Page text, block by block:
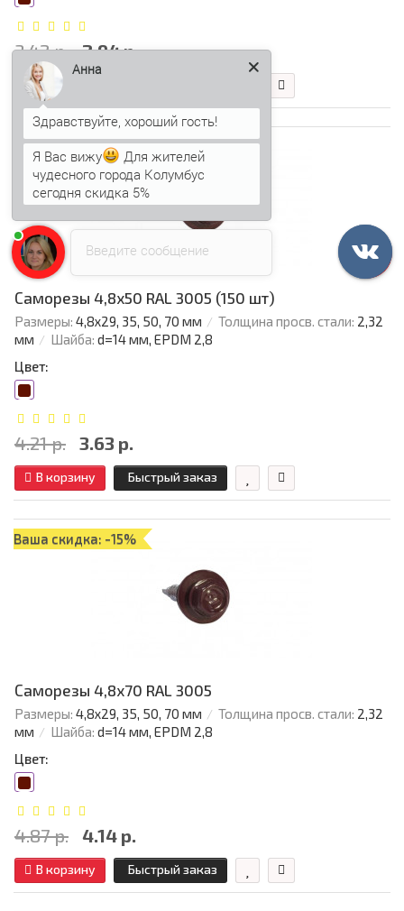
3.42 р. 2.94 р.
В корзину
Ваша скидка: -14%
Саморезы 4,8х50 RAL 3005 (150 шт)
Размеры: 4,8х29, 35, 50, 70 мм Толщина просв. стали: 2,32
мм
Шайба: d=14 мм, EPDM 2,8
Цвет:
4.21 р. 3.63 р.
В корзину Быстрый заказ
Ваша скидка: -15%
Саморезы 4,8х70 RAL 3005
Размеры: 4,8х29, 35, 50, 70 мм Толщина просв. стали: 2,32
мм
Шайба: d=14 мм, EPDM 2,8
Цвет:
4.87 р. 4.14 р.
В корзину Быстрый заказ
Введите сообщение
Анна
Здравствуйте, хороший гость!
Я Вас вижу
Для жителей
чудесного города Колумбус
сегодня скидка 5%
Аннапечатает...